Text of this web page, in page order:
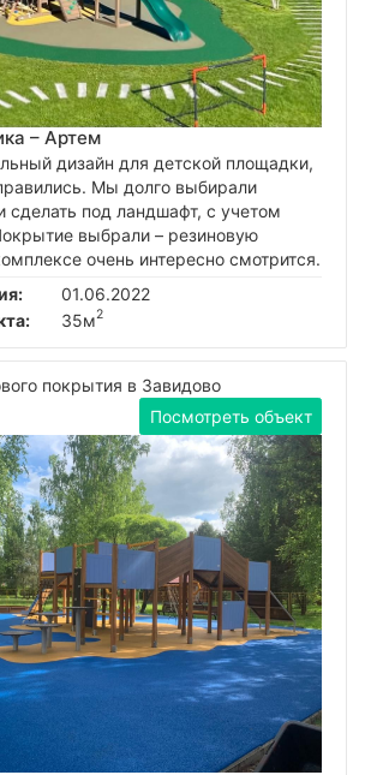
– Артем
дизайн для детской площадки,
Мы долго выбирали
сделать под ландшафт, с учетом
выбрали – резиновую
очень интересно смотрится.
01.06.2022
35м2
покрытия в Завидово
Посмотреть объект